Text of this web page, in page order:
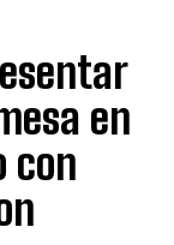
en
con